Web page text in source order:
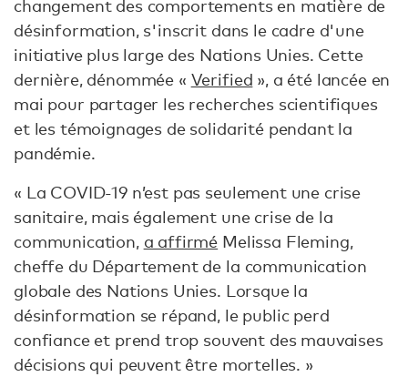
changement des comportements en matière de
désinformation, s'inscrit dans le cadre d'une
initiative plus large des Nations Unies. Cette
dernière, dénommée « Verified », a été lancée en
mai pour partager les recherches scientifiques
et les témoignages de solidarité pendant la
pandémie.
« La COVID-19 n’est pas seulement une crise
sanitaire, mais également une crise de la
communication, a affirmé Melissa Fleming,
cheffe du Département de la communication
globale des Nations Unies. Lorsque la
désinformation se répand, le public perd
confiance et prend trop souvent des mauvaises
décisions qui peuvent être mortelles. »